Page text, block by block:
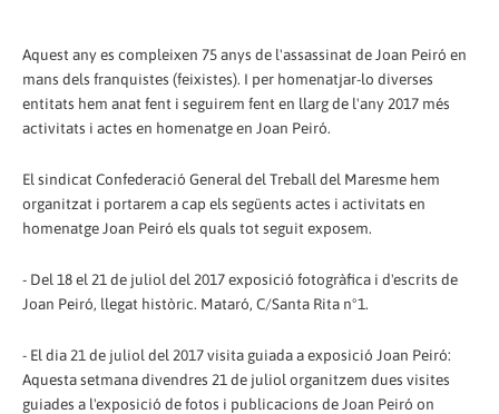
Aquest any es compleixen 75 anys de l'assassinat de Joan Peiró en
mans dels franquistes (feixistes). I per homenatjar-lo diverses
entitats hem anat fent i seguirem fent en llarg de l'any 2017 més
activitats i actes en homenatge en Joan Peiró.
El sindicat Confederació General del Treball del Maresme hem
organitzat i portarem a cap els següents actes i activitats en
homenatge Joan Peiró els quals tot seguit exposem.
- Del 18 el 21 de juliol del 2017 exposició fotogràfica i d'escrits de
Joan Peiró, llegat històric. Mataró, C/Santa Rita nº1.
- El dia 21 de juliol del 2017 visita guiada a exposició Joan Peiró:
Aquesta setmana divendres 21 de juliol organitzem dues visites
guiades a l'exposició de fotos i publicacions de Joan Peiró on